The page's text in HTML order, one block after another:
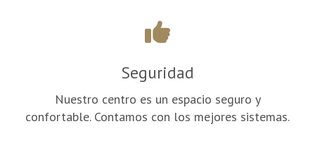
Seguridad
Nuestro centro es un espacio seguro y
confortable. Contamos con los mejores sistemas.